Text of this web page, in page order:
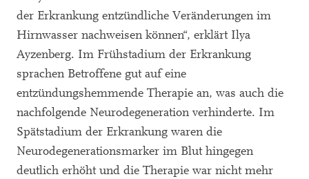
der Erkrankung entzündliche Veränderungen im
Hirnwasser nachweisen können“, erklärt Ilya
Ayzenberg. Im Frühstadium der Erkrankung
sprachen Betroffene gut auf eine
entzündungshemmende Therapie an, was auch die
nachfolgende Neurodegeneration verhinderte. Im
Spätstadium der Erkrankung waren die
Neurodegenerationsmarker im Blut hingegen
deutlich erhöht und die Therapie war nicht mehr